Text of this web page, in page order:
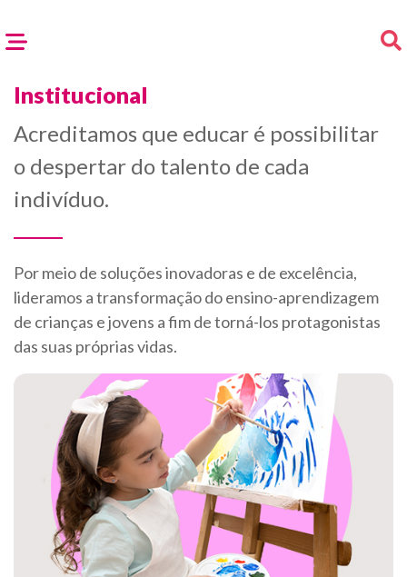
Institucional
Acreditamos que educar é possibilitar
o despertar do talento de cada
indivíduo.
Por meio de soluções inovadoras e de excelência,
lideramos a transformação do ensino-aprendizagem
de crianças e jovens a fim de torná-los protagonistas
das suas próprias vidas.